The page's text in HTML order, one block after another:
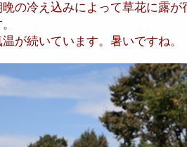
晩の冷え込みによって草花に露
が続いています。暑いですね。